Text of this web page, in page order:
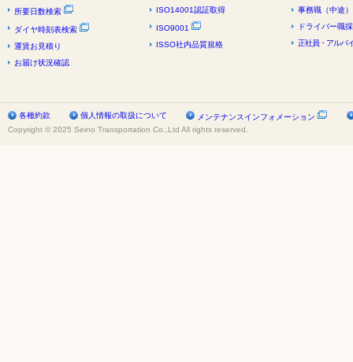
所要日数検索
ダイヤ時刻表検索
運賃お見積り
お届け状況確認
ISO14001認証取得
ISO9001
ISSO社内品質規格
事務職（中途
ドライバー職
正社員・アルバ
各種約款 個人情報の取扱について
メンテナンスインフォメーション
Copyright © 2025 Seino Transportation Co.,Ltd All rights reserved.